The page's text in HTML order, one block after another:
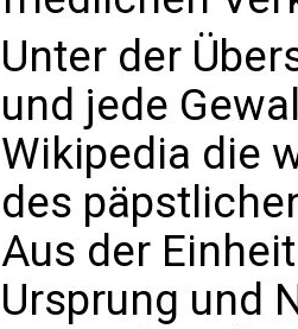
Unter der
und jede
Wikipedia die
des
Aus der
Ursprung und